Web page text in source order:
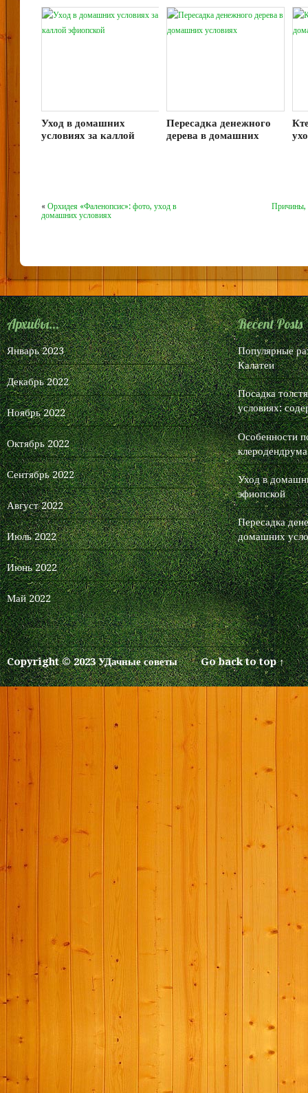
ухода
Уход в домашних
условиях за каллой
Пересадка денежного
дерева в домашних
« Орхидея «Фаленопсис»: фото, уход в
домашних условиях
Причины,
Архивы...
Январь 2023
Декабрь 2022
Ноябрь 2022
Октябрь 2022
Сентябрь 2022
Август 2022
Июль 2022
Июнь 2022
Май 2022
Recent Posts
Популярные
Калатеи
Посадка
условиях:
Особенности
Уход в
эфиопской
Пересадка
домашних
Copyright © 2023 УДачные советы Go back to top ↑